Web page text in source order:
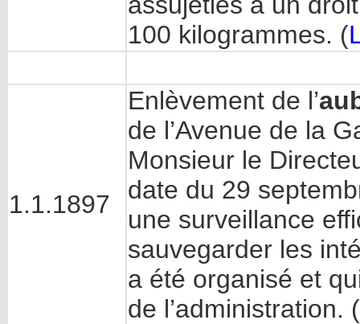
100 kilogrammes. (
1.1.1897
Enlèvement de l’
de l’Avenue de la
Monsieur le
date du 29
une surveillance
sauvegarder les
a été organisé et
de l’administration. (